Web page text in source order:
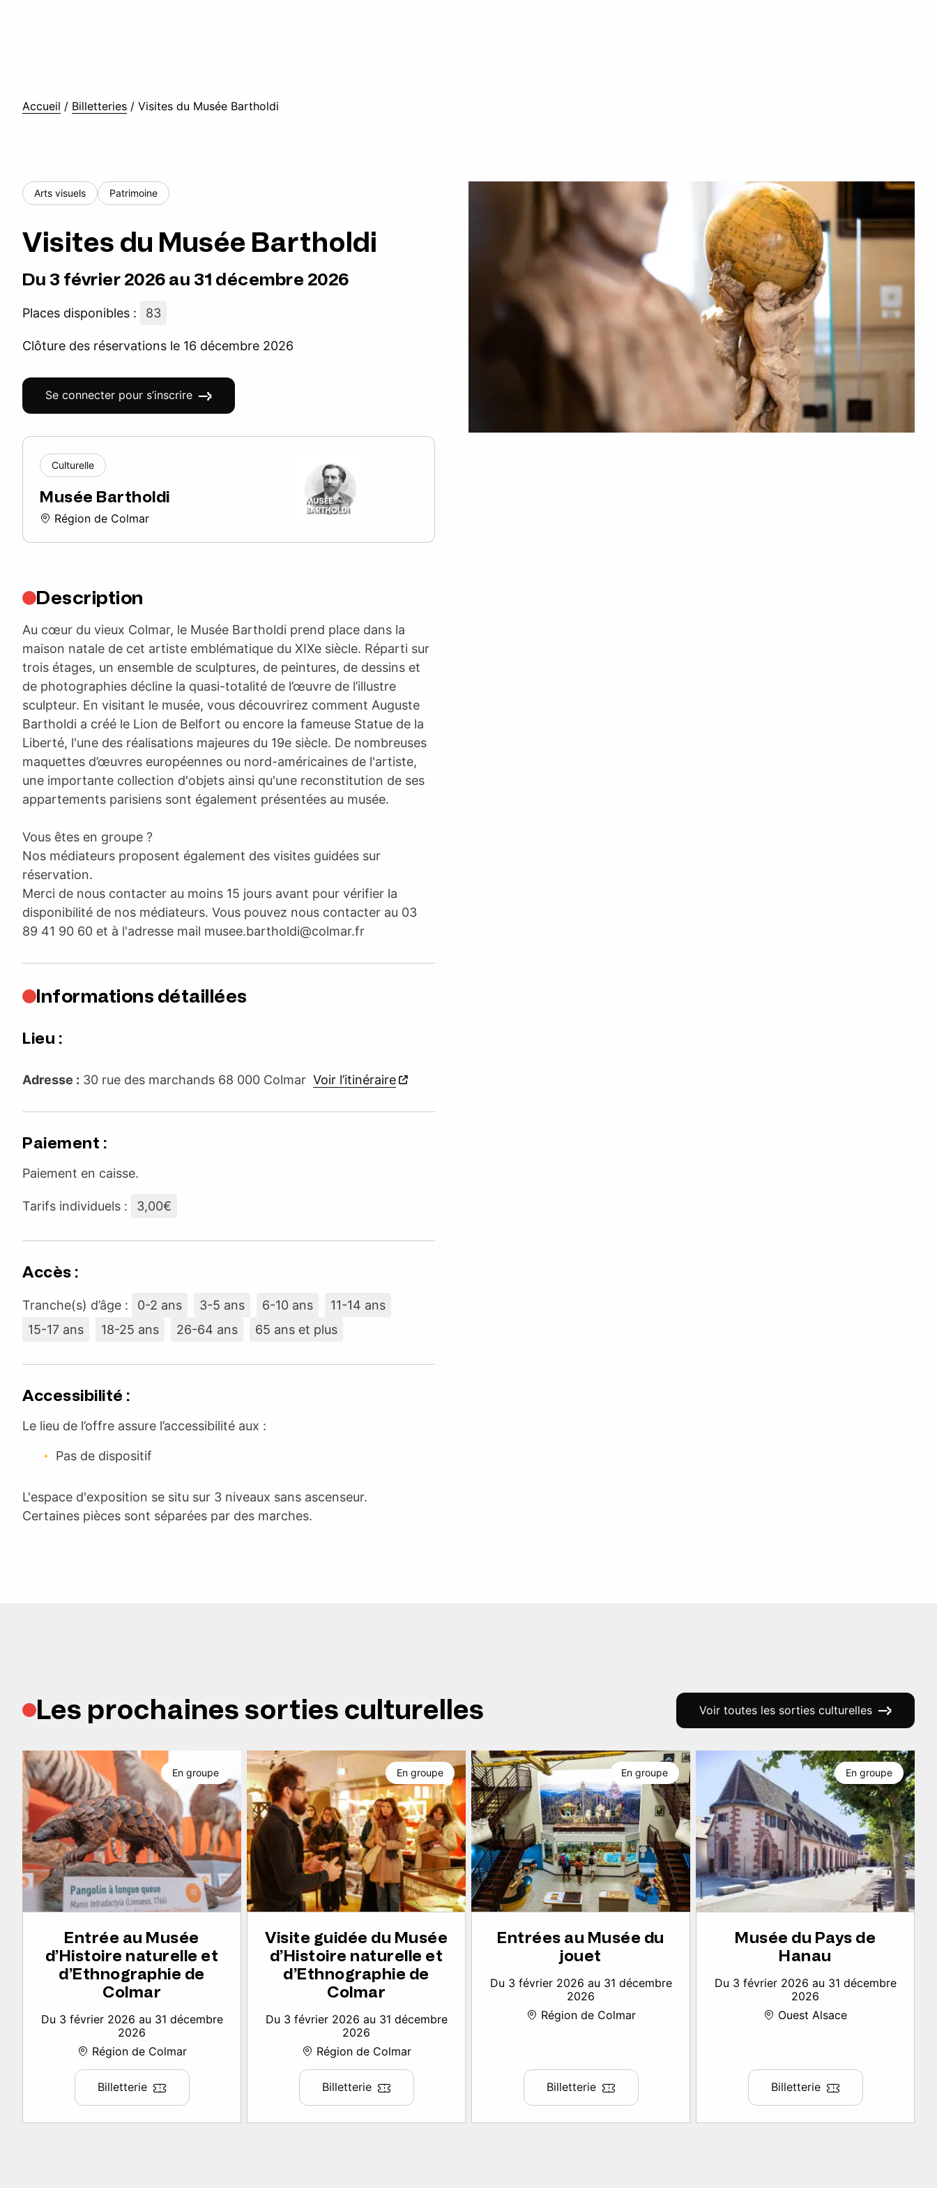
Accueil / Billetteries / Visites du Musée Bartholdi
Arts visuels Patrimoine
Visites du Musée Bartholdi
Du 3 février 2026 au 31 décembre 2026
Places disponibles : 83
Clôture des réservations le 16 décembre 2026
Se connecter pour s’inscrire
Culturelle
Musée Bartholdi
Région de Colmar
Description
Au cœur du vieux Colmar, le Musée Bartholdi prend place dans la
maison natale de cet artiste emblématique du XIXe siècle. Réparti sur
trois étages, un ensemble de sculptures, de peintures, de dessins et
de photographies décline la quasi-totalité de l’œuvre de l’illustre
sculpteur. En visitant le musée, vous découvrirez comment Auguste
Bartholdi a créé le Lion de Belfort ou encore la fameuse Statue de la
Liberté, l'une des réalisations majeures du 19e siècle. De nombreuses
maquettes d’œuvres européennes ou nord-américaines de l'artiste,
une importante collection d'objets ainsi qu'une reconstitution de ses
appartements parisiens sont également présentées au musée.
Vous êtes en groupe ?
Nos médiateurs proposent également des visites guidées sur
réservation.
Merci de nous contacter au moins 15 jours avant pour vérifier la
disponibilité de nos médiateurs. Vous pouvez nous contacter au 03
89 41 90 60 et à l'adresse mail musee.bartholdi@colmar.fr
Informations détaillées
Lieu :
Adresse : 30 rue des marchands 68 000 Colmar Voir l’itinéraire
Paiement :
Paiement en caisse.
Tarifs individuels : 3,00€
Accès :
Tranche(s) d’âge : 0-2 ans 3-5 ans 6-10 ans
11-14 ans
15-17 ans
18-25 ans 26-64 ans 65 ans et plus
Accessibilité :
Le lieu de l’offre assure l’accessibilité aux :
Pas de dispositif
L'espace d'exposition se situ sur 3 niveaux sans ascenseur.
Certaines pièces sont séparées par des marches.
Les prochaines sorties culturelles Voir toutes les sorties culturelles
Entrée au Musée
d’Histoire naturelle et
d’Ethnographie de
Colmar
Du 3 février 2026 au 31 décembre
2026
Région de Colmar
Billetterie
En groupe
Visite guidée du Musée
d’Histoire naturelle et
d’Ethnographie de
Colmar
Du 3 février 2026 au 31 décembre
2026
Région de Colmar
Billetterie
En groupe
Entrées au Musée du
jouet
Du 3 février 2026 au 31 décembre
2026
Région de Colmar
Billetterie
En groupe
Musée du Pays de
Hanau
Du 3 février 2026 au 31 décembre
2026
Ouest Alsace
Billetterie
En groupe